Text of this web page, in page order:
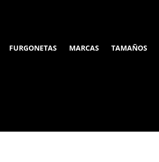
FURGONETAS MARCAS TAMAÑOS